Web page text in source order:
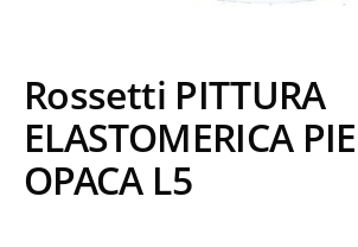
Rossetti PITTURA
ELASTOMERICA
OPACA L5